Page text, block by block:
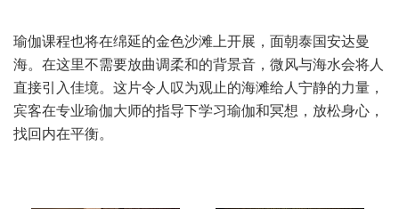
瑜伽课程也将在绵延的金色沙滩上开展，面朝泰国安达曼
海。在这里不需要放曲调柔和的背景音，微风与海水会将人
直接引入佳境。这片令人叹为观止的海滩给人宁静的力量，
宾客在专业瑜伽大师的指导下学习瑜伽和冥想，放松身心，
找回内在平衡。